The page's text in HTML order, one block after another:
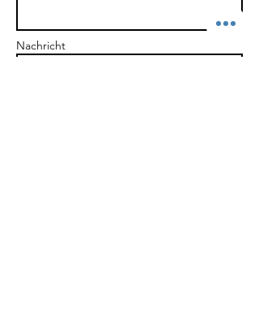
Nachricht